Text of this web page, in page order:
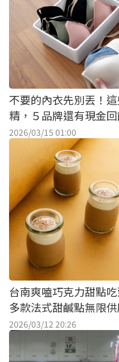
不要的內衣先別丟！
精，５品牌還有現金
2026/03/15 01:00
台南爽嗑巧克力甜點
多款法式甜鹹點無限
2026/03/12 20:26